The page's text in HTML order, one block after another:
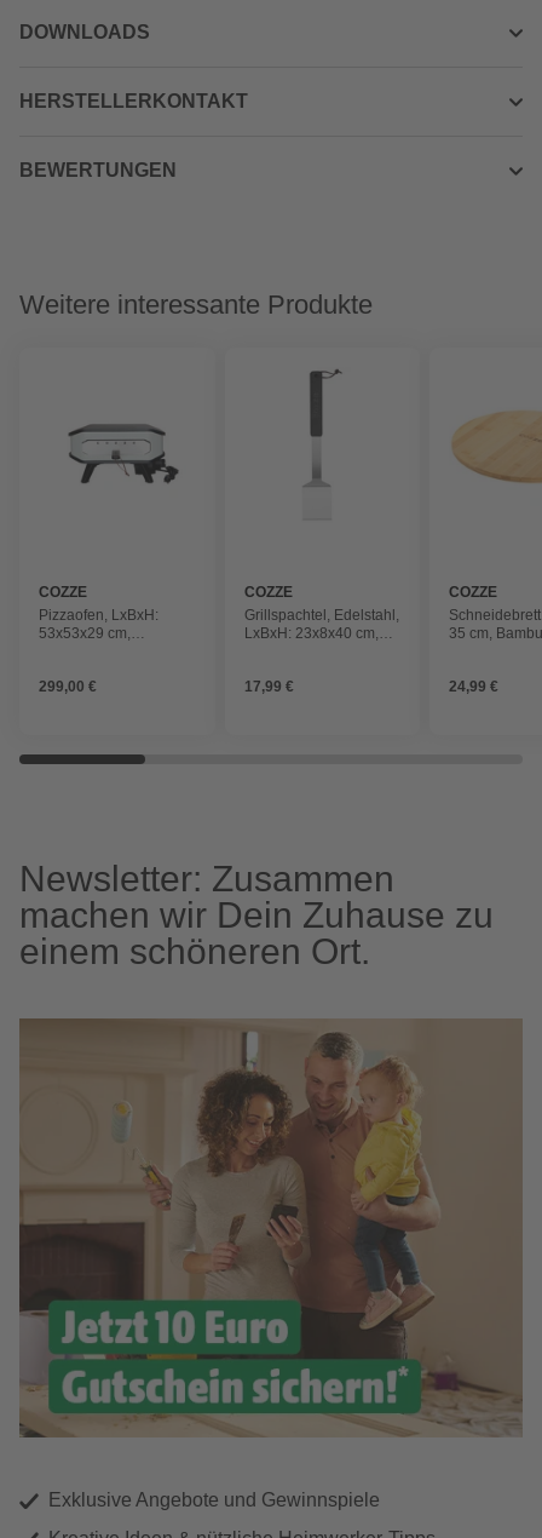
DOWNLOADS
HERSTELLERKONTAKT
BEWERTUNGEN
Weitere interessante Produkte
COZZE
Pizzaofen, LxBxH:
53x53x29 cm,
299,00 €
COZZE
Grillspachtel, Edelstahl,
LxBxH: 23x8x40 cm,
17,99 €
COZZE
35 cm,
24,99 €
Newsletter: Zusammen
machen wir Dein Zuhause zu
einem schöneren Ort.
Exklusive Angebote und Gewinnspiele